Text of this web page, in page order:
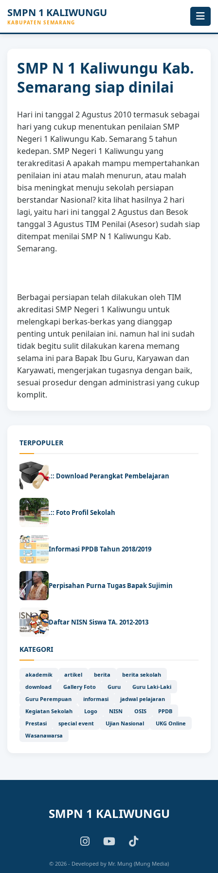
SMPN 1 KALIWUNGU
KABUPATEN SEMARANG
SMP N 1 Kaliwungu Kab.
Semarang siap dinilai
Hari ini tanggal 2 Agustus 2010 termasuk sebagai
hari yang cukup menentukan penilaian SMP
Negeri 1 Kaliwungu Kab. Semarang 5 tahun
kedepan. SMP Negeri 1 Kaliwungu yang
terakreditasi A apakah mampu mempertahankan
penilaian ini atau malah menurun, atau malah
bisa meningkat menuju sekolah persiapan
berstandar Nasional? kita lihat hasilnya 2 hari
lagi, yaitu hari ini tanggal 2 Agustus dan Besok
tanggal 3 Agustus TIM Penilai (Asesor) sudah siap
ditempat menilai SMP N 1 Kaliwungu Kab.
Semarang.
Berbagai persiapan telah dilakukan oleh TIM
akreditasi SMP Negeri 1 Kaliwungu untuk
melengkapi berkas-berkas yang dianggap
penting untuk penilaian ini. namun hal ini sudah
tidak begitu sulit dilakukan karena memang
selama ini para Bapak Ibu Guru, Karyawan dan
Karyawati, mengerjakan tugasnya dengan baik,
sesuai prosedur dengan administrasi yang cukup
komplit.
TERPOPULER
.:: Download Perangkat Pembelajaran
.:: Foto Profil Sekolah
Informasi PPDB Tahun 2018/2019
Perpisahan Purna Tugas Bapak Sujimin
Daftar NISN Siswa TA. 2012-2013
KATEGORI
akademik artikel berita
berita sekolah
download
Gallery Foto Guru
Guru Laki-Laki
Guru Perempuan
informasi
jadwal pelajaran
Kegiatan Sekolah
Logo NISN OSIS
PPDB
Prestasi
special event Ujian Nasional
UKG Online
Wasanawarsa
SMPN 1 KALIWUNGU
© 2026 - Developed by Mr. Mung (Mung Media)